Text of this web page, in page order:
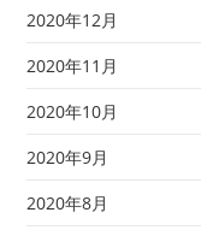
2020年12月
2020年11月
2020年10月
2020年9月
2020年8月